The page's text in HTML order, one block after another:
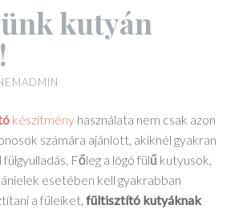
kutyán
kutyán
készítmény használata nem csak azon
számára ajánlott, akiknél gyakran
Főleg a lógó fülű kutyusok,
esetében kell gyakrabban
a füleiket, fültisztító kutyáknak